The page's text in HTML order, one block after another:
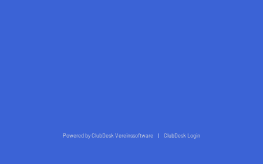
Powered by ClubDesk Vereinssoftware | ClubDesk Login